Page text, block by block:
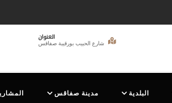
العنوان
شارع الحبيب بورقيبة صفاقس
البلدية مدينة صفاقس